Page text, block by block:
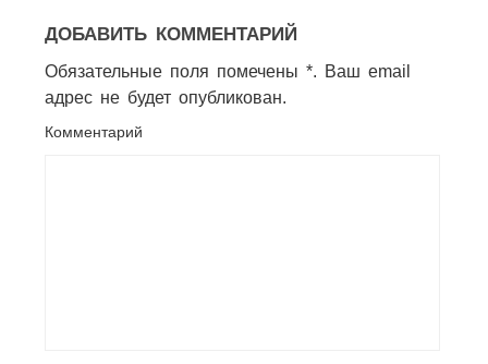
ДОБАВИТЬ КОММЕНТАРИЙ
Обязательные поля помечены *. Ваш email
адрес не будет опубликован.
Комментарий